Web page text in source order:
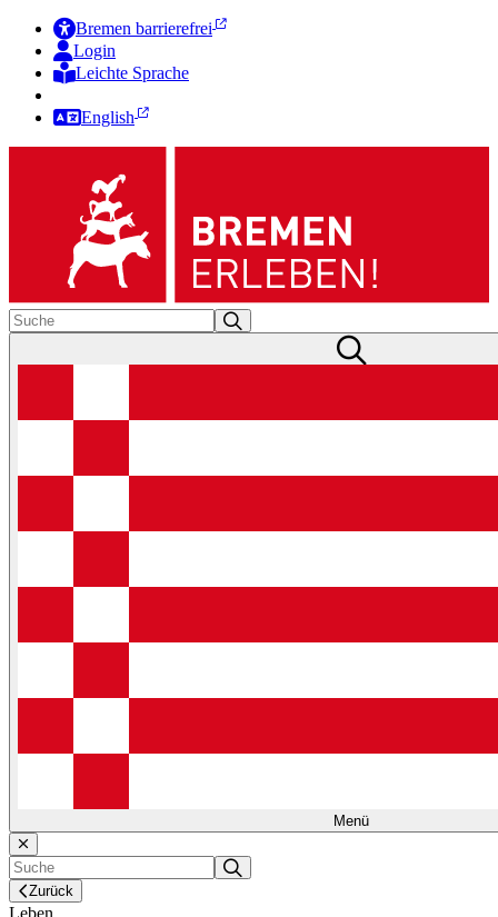
Bremen barrierefrei
Login
Leichte Sprache
English
Menü
Zurück